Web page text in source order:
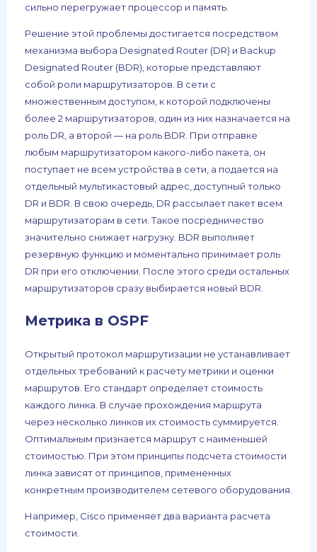
сильно перегружает процессор и память.
Решение этой проблемы достигается посредством
механизма выбора Designated Router (DR) и Backup
Designated Router (BDR), которые представляют
собой роли маршрутизаторов. В сети с
множественным доступом, к которой подключены
более 2 маршрутизаторов, один из них назначается на
роль DR, а второй — на роль BDR. При отправке
любым маршрутизатором какого-либо пакета, он
поступает не всем устройства в сети, а подается на
отдельный мультикастовый адрес, доступный только
DR и BDR. В свою очередь, DR рассылает пакет всем
маршрутизаторам в сети. Такое посредничество
значительно снижает нагрузку. BDR выполняет
резервную функцию и моментально принимает роль
DR при его отключении. После этого среди остальных
маршрутизаторов сразу выбирается новый BDR.
Метрика в OSPF
Открытый протокол маршрутизации не устанавливает
отдельных требований к расчету метрики и оценки
маршрутов. Его стандарт определяет стоимость
каждого линка. В случае прохождения маршрута
через несколько линков их стоимость суммируется.
Оптимальным признается маршрут с наименьшей
стоимостью. При этом принципы подсчета стоимости
линка зависят от принципов, примененных
конкретным производителем сетевого оборудования.
Например, Cisco применяет два варианта расчета
стоимости.